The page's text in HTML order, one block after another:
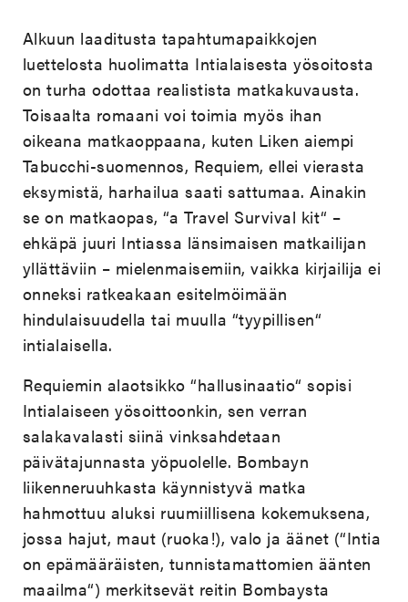
Alkuun laaditusta tapahtumapaikkojen
luettelosta huolimatta Intialaisesta yösoitosta
on turha odottaa realistista matkakuvausta.
Toisaalta romaani voi toimia myös ihan
oikeana matkaoppaana, kuten Liken aiempi
Tabucchi-suomennos, Requiem, ellei vierasta
eksymistä, harhailua saati sattumaa. Ainakin
se on matkaopas, “a Travel Survival kit“ –
ehkäpä juuri Intiassa länsimaisen matkailijan
yllättäviin – mielenmaisemiin, vaikka kirjailija ei
onneksi ratkeakaan esitelmöimään
hindulaisuudella tai muulla “tyypillisen“
intialaisella.
Requiemin alaotsikko “hallusinaatio“ sopisi
Intialaiseen yösoittoonkin, sen verran
salakavalasti siinä vinksahdetaan
päivätajunnasta yöpuolelle. Bombayn
liikenneruuhkasta käynnistyvä matka
hahmottuu aluksi ruumiillisena kokemuksena,
jossa hajut, maut (ruoka!), valo ja äänet (“Intia
on epämääräisten, tunnistamattomien äänten
maailma“) merkitsevät reitin Bombaysta